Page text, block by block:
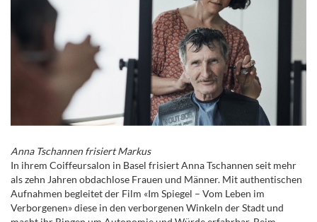
Anna Tschannen frisiert Markus
In ihrem Coiffeursalon in Basel frisiert Anna Tschannen seit mehr
als zehn Jahren obdachlose Frauen und Männer. Mit authentischen
Aufnahmen begleitet der Film «Im Spiegel – Vom Leben im
Verborgenen» diese in den verborgenen Winkeln der Stadt und